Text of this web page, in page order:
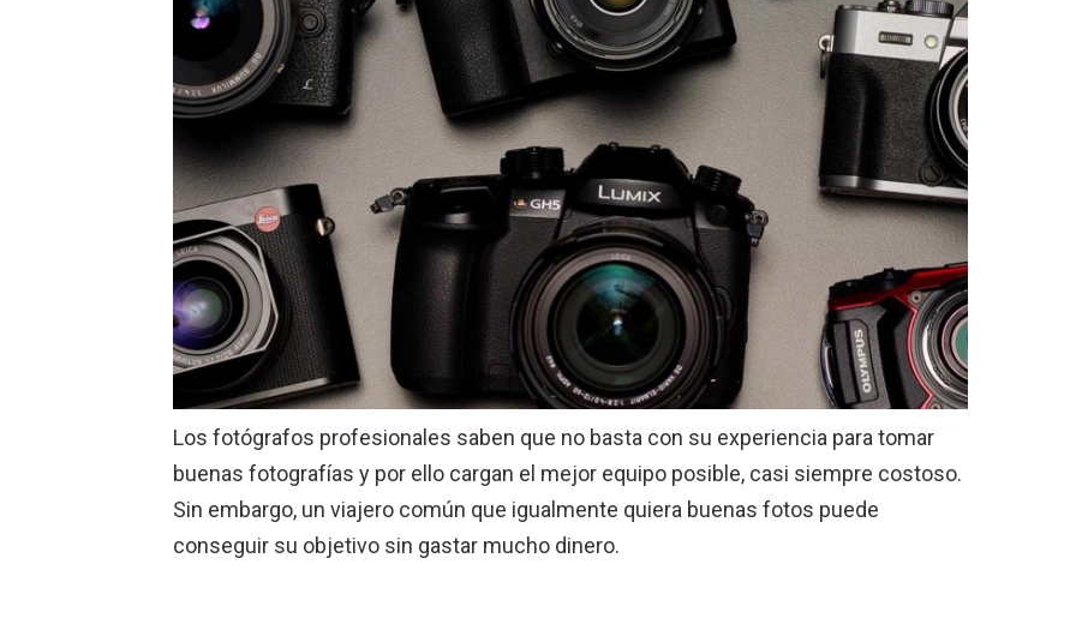
Los fotógrafos profesionales saben que no basta con su experiencia para tomar
buenas fotografías y por ello cargan el mejor equipo posible, casi siempre costoso.
Sin embargo, un viajero común que igualmente quiera buenas fotos puede
conseguir su objetivo sin gastar mucho dinero.